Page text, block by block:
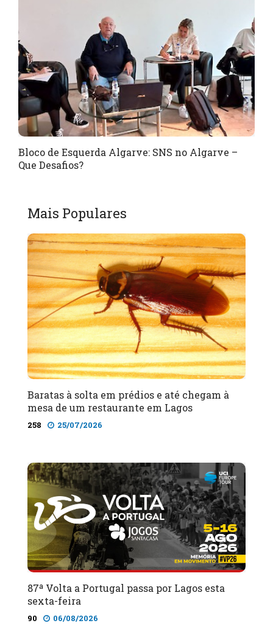
Bloco de Esquerda Algarve: SNS no Algarve –
Que Desafios?
Mais Populares
Baratas à solta em prédios e até chegam à
mesa de um restaurante em Lagos
258 25/07/2026
87ª Volta a Portugal passa por Lagos esta
sexta-feira
90 06/08/2026